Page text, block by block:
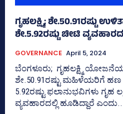
ಗೃಹಲಕ್ಷ್ಮಿ; ಶೇ.50.91ರಷ್ಟು
ಶೇ.5.92ರಷ್ಟು ಚೀಟಿ
GOVERNANCE April 5, 2024
ಬೆಂಗಳೂರು; ಗೃಹಲಕ್ಷ್ಮಿ
ಶೇ.50.91ರಷ್ಟು ಮಹಿಳೆಯರಿಗೆ ಹಣ
5.92ರಷ್ಟು ಫಲಾನುಭವಿಗಳು ಗೃಹ
ವ್ಯವಹಾರದಲ್ಲಿ ಹೂಡಿದ್ದಾರೆ